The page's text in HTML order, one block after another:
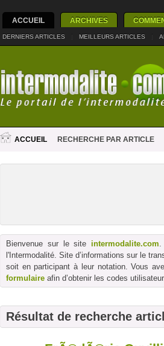
ACCUEIL ARCHIVES
DERNIERS ARTICLES | MEILLEURS ARTICLES |
ACCUEIL RECHERCHE PAR ARTICLE
Bienvenue sur le site intermodalite.com.
l'Intermodalité. Site d’informations sur le
soit en participant à leur notation. Vous
formulaire afin d’obtenir les codes
Résultat de recherche